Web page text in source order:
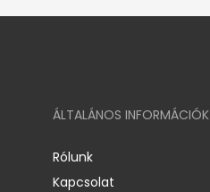
ÁLTALÁNOS INFORMÁCIÓK
Rólunk
Kapcsolat